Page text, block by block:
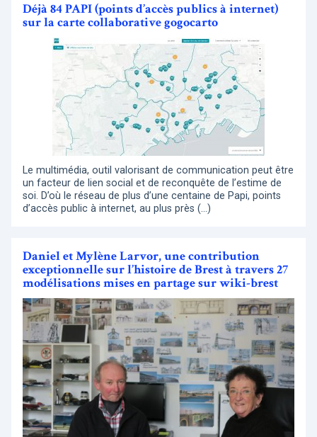
Déjà 84 PAPI (points d’accès publics à internet)
sur la carte collaborative gogocarto
Le multimédia, outil valorisant de communication peut être
un facteur de lien social et de reconquête de l’estime de
soi. D’où le réseau de plus d’une centaine de Papi, points
d’accès public à internet, au plus près (…)
Daniel et Mylène Larvor, une contribution
exceptionnelle sur l’histoire de Brest à travers 27
modélisations mises en partage sur wiki-brest